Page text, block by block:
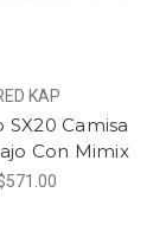
KAP
SX20 Camisa
Con Mimix